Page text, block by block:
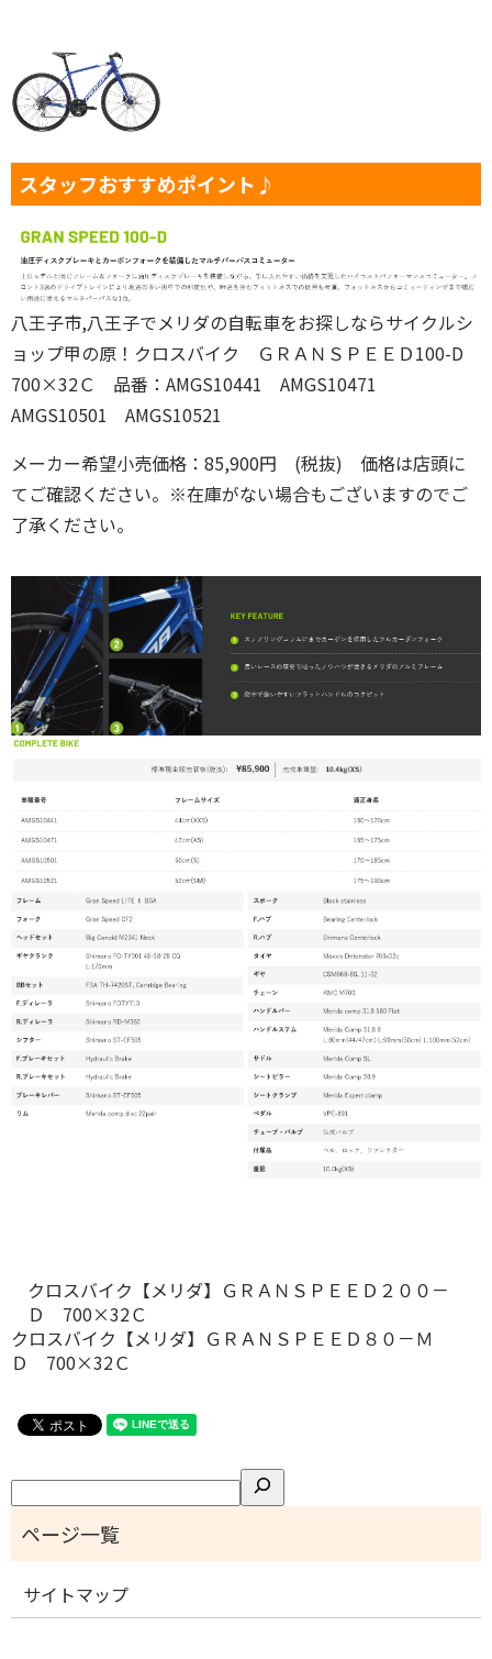
スタッフおすすめポイント♪
八王子市,八王子でメリダの自転車をお探しならサイクルシ
ョップ甲の原！クロスバイク ＧＲＡＮＳＰＥＥＤ100-D
700×32Ｃ 品番：AMGS10441 AMGS10471
AMGS10501 AMGS10521
メーカー希望小売価格：85,900円 (税抜) 価格は店頭に
てご確認ください。※在庫がない場合もございますのでご
了承ください。
クロスバイク【メリダ】ＧＲＡＮＳＰＥＥＤ２００－
Ｄ 700×32Ｃ
クロスバイク【メリダ】ＧＲＡＮＳＰＥＥＤ８０－Ｍ
Ｄ 700×32Ｃ
検
索
サイトマップ